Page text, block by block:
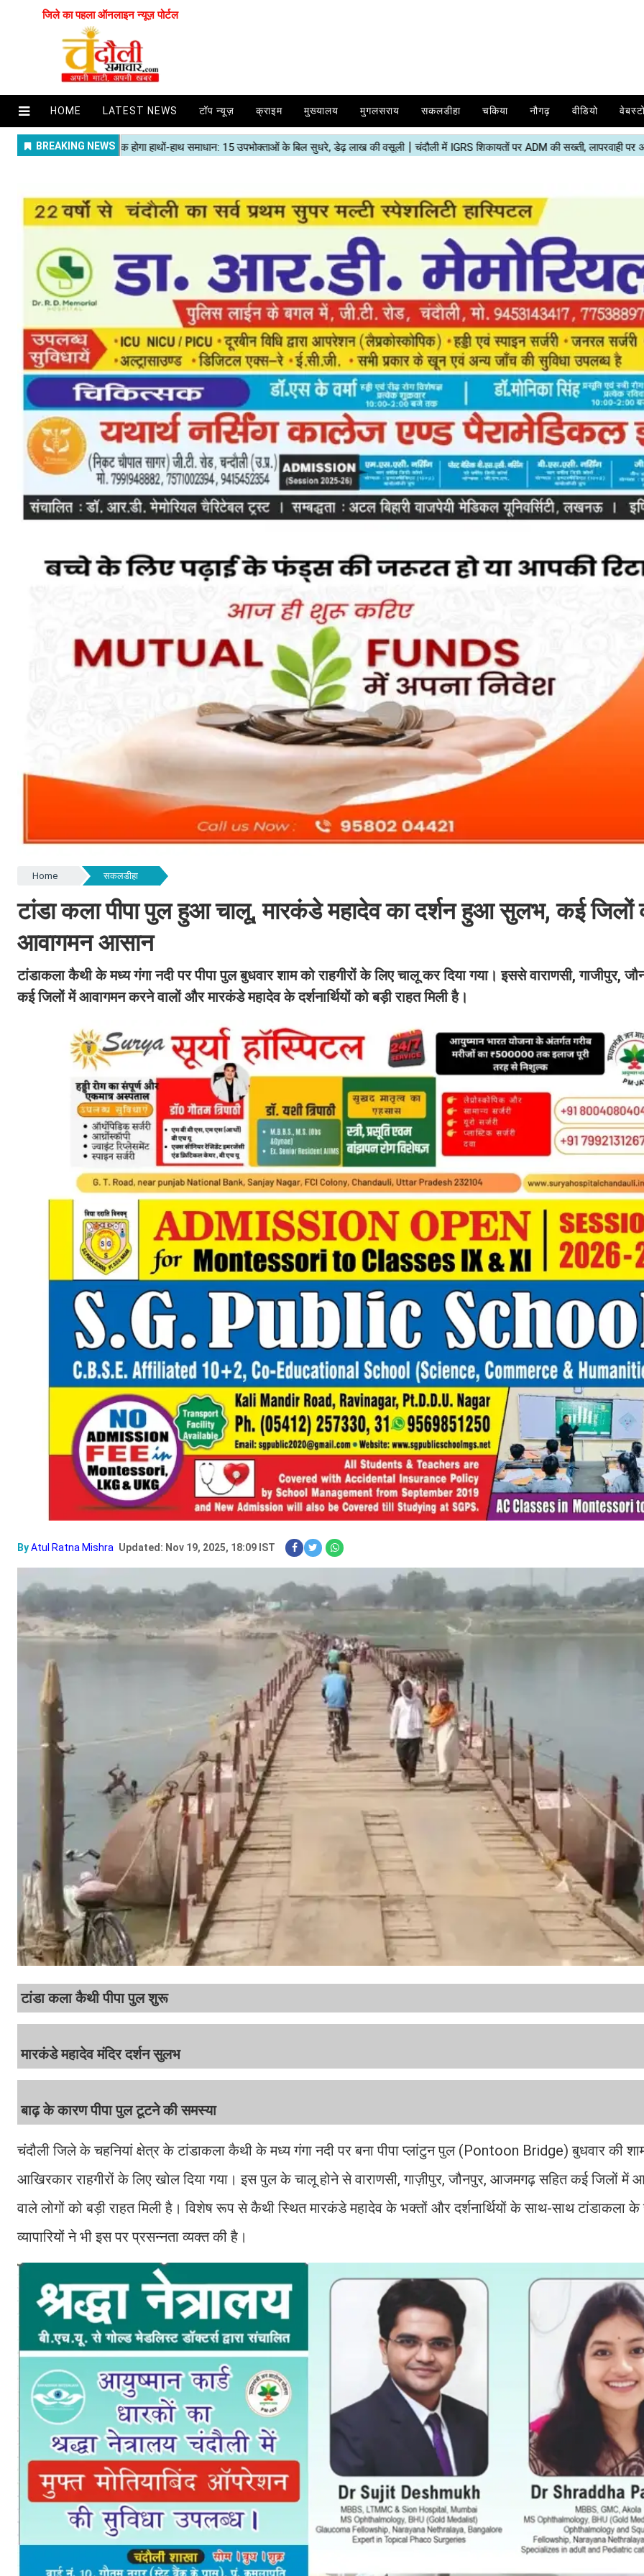
जिले का पहला ऑनलाइन न्यूज़ पोर्टल
HOME LATEST NEWS टॉप न्यूज़ क्राइम मुख्यालय मुगलसराय सकलडीहा चकिया नौगढ़ वीडियो
Home सकलडीहा
टांडा कला पीपा पुल हुआ चालू, मारकंडे महादेव का दर्शन हुआ सुलभ, कई जिलों
आवागमन आसान
टांडाकला कैथी के मध्य गंगा नदी पर पीपा पुल बुधवार शाम को राहगीरों के लिए चालू कर दिया गया। इससे वाराणसी, गाजीपुर,
कई जिलों में आवागमन करने वालों और मारकंडे महादेव के दर्शनार्थियों को बड़ी राहत मिली है।
ByAtul Ratna Mishra Updated: Nov 19, 2025, 18:09 IST
टांडा कला कैथी पीपा पुल शुरू
मारकंडे महादेव मंदिर दर्शन सुलभ
बाढ़ के कारण पीपा पुल टूटने की समस्या
चंदौली जिले के चहनियां क्षेत्र के टांडाकला कैथी के मध्य गंगा नदी पर बना पीपा प्लांटुन पुल (Pontoon Bridge) बुधवार की
आखिरकार राहगीरों के लिए खोल दिया गया। इस पुल के चालू होने से वाराणसी, गाज़ीपुर, जौनपुर, आजमगढ़ सहित कई जिलों में
वाले लोगों को बड़ी राहत मिली है। विशेष रूप से कैथी स्थित मारकंडे महादेव के भक्तों और दर्शनार्थियों के साथ-साथ टांडाकला के
व्यापारियों ने भी इस पर प्रसन्नता व्यक्त की है।